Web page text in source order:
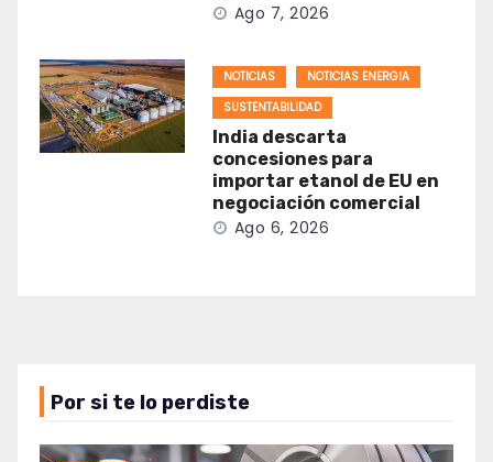
Ago 7, 2026
NOTICIAS
NOTICIAS ENERGIA
SUSTENTABILIDAD
India descarta
concesiones para
importar etanol de EU en
negociación comercial
Ago 6, 2026
Por si te lo perdiste